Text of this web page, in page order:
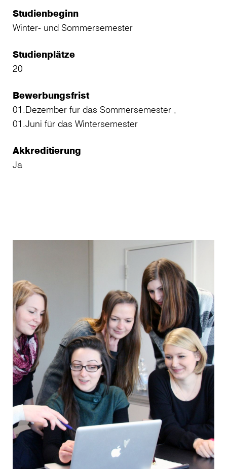
Studienbeginn
Winter- und Sommersemester
Studienplätze
20
Bewerbungsfrist
01.Dezember für das Sommersemester ,
01.Juni für das Wintersemester
Akkreditierung
Ja